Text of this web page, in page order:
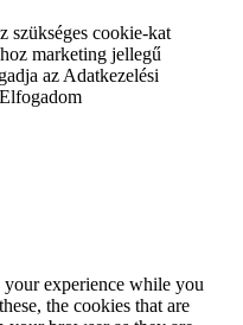
szükséges cookie-kat
marketing jellegű
az Adatkezelési
Elfogadom
experience while you
the cookies that are